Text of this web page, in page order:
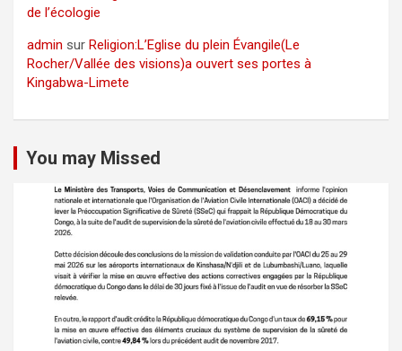
de l’écologie
admin sur Religion:L’Eglise du plein Évangile(Le
Rocher/Vallée des visions)a ouvert ses portes à
Kingabwa-Limete
You may Missed